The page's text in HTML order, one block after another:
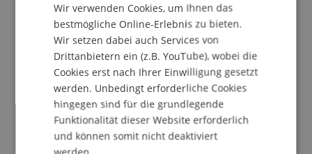
School/Professur:
Institut für Finanzdienstleistungen
Der EFTA-Gerichtshof wird am 1. Januar 2012 18
Jahre alt. Beim Verfahren drängen sich bestimmte
Verbesserungen auf. Zum einen wurden die
Verfahrensvorschriften im EU-Pfeiler mehrfach
geändert. Zum anderen trägt das
Wir verwenden Cookies, um Ihnen das
bestmögliche Online-Erlebnis zu bieten.
Wir setzen dabei auch Services von
Drittanbietern ein (z.B. YouTube), wobei die
Cookies erst nach Ihrer Einwilligung gesetzt
werden. Unbedingt erforderliche Cookies
hingegen sind für die grundlegende
Funktionalität dieser Website erforderlich
und können somit nicht deaktiviert